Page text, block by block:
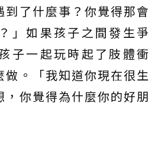
到了什麼事？你覺得那會
」如果孩子之間發生爭
子一起玩時起了肢體衝
做。「我知道你現在很生
，你覺得為什麼你的好朋